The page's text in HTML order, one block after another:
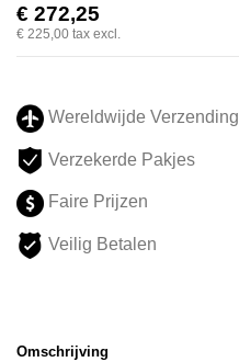
€ 272,25
€ 225,00 tax excl.
Wereldwijde Verzending
Verzekerde Pakjes
Faire Prijzen
Veilig Betalen
Omschrijving